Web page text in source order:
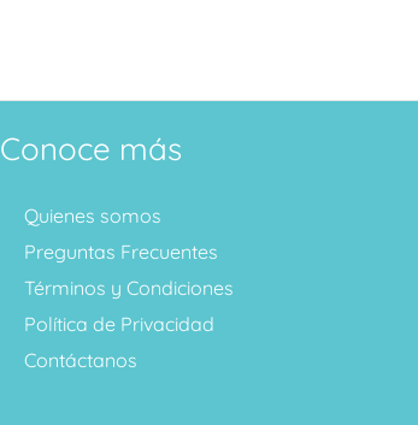
Conoce más
Quienes somos
Preguntas Frecuentes
Términos y Condiciones
Política de Privacidad
Contáctanos